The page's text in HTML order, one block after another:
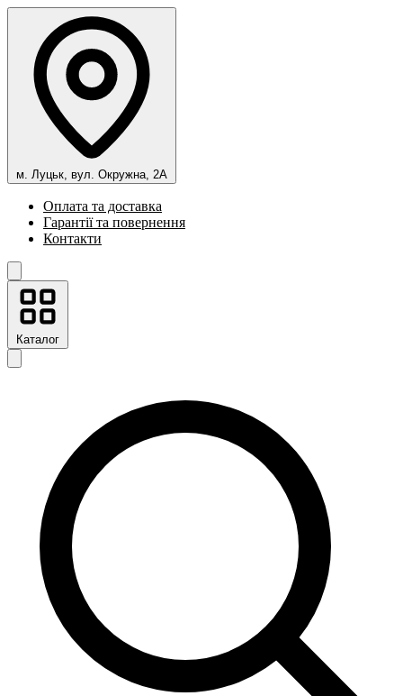
м. Луцьк, вул. Окружна, 2А
Оплата та доставка
Гарантії та повернення
Контакти
Каталог